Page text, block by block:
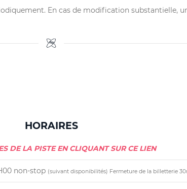
En cas de modification substantielle,
HORAIRES
DE LA PISTE EN CLIQUANT SUR CE LIEN
non-stop (suivant disponibilités) Fermeture de la billetterie